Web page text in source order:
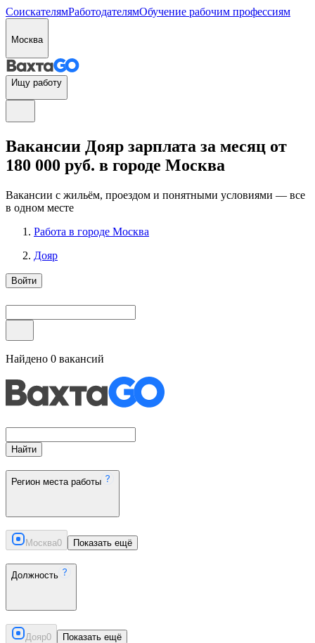
СоискателямРаботодателямОбучение рабочим профессиям
Москва
Ищу работу
Вакансии Дояр зарплата за месяц от
180 000 руб. в городе Москва
Вакансии с жильём, проездом и понятными условиями — все
в одном месте
Работа в городе Москва
Дояр
Войти
Найдено 0 вакансий
Найти
Регион места работы
Москва0 Показать ещё
Должность
Дояр0 Показать ещё